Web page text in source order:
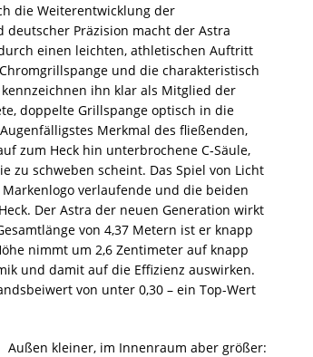
die Weiterentwicklung der
Präzision macht der Astra
einen leichten, athletischen Auftritt
und die charakteristisch
ihn klar als Mitglied der
doppelte Grillspange optisch in die
Merkmal des fließenden,
zum Heck hin unterbrochene C‑Säule,
zu schweben scheint. Das Spiel von Licht
verlaufende und die beiden
Der Astra der neuen Generation wirkt
von 4,37 Metern ist er knapp
nimmt um 2,6 Zentimeter auf knapp
und damit auf die Effizienz auswirken.
von unter 0,30 – ein Top-Wert
Außen kleiner, im Innenraum aber größer: